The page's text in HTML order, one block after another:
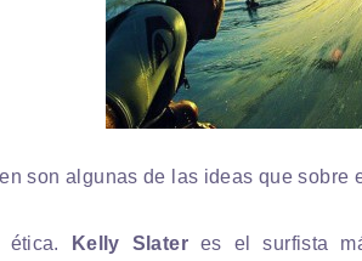
son algunas de las ideas que sobre
ética. Kelly Slater es el surfista